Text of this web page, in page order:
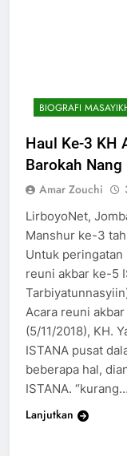
BIOGRAFI
Haul Ke-3 KH
Barokah Nang
Amar Zouchi
LirboyoNet,
Manshur ke-3
Untuk peringatan
reuni akbar ke-5
Acara reuni
(5/11/2018), KH.
ISTANA pusat
beberapa hal,
ISTANA. “kurang…
Lanjutkan